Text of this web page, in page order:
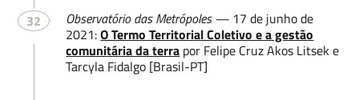
32 Observatório das Metrópoles — 17 de junho de
2021:O Termo Territorial Coletivo e a gestão
comunitária da terra por Felipe Cruz Akos Litsek e
Tarcyla Fidalgo [Brasil-PT]